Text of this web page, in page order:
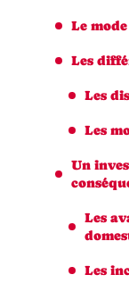
Le
Les
Les
Les
Un
Les
Les